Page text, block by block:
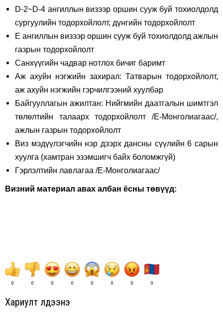
D-2~D-4 ангиллын визээр оршин сууж буй тохиолдолд
сургуулийн тодорхойлолт, дүнгийн тодорхойлолт
E ангиллын визээр оршин сууж буй тохиолдолд ажлын
газрын тодорхойлолт
Санхүүгийн чадвар нотлох бичиг баримт
Аж ахуйн нэгжийн захирал: Татварын тодорхойлолт,
аж ахуйн нэгжийн гэрчилгээний хуулбар
Байгууллагын ажилтан: Нийгмийн даатгалын шимтгэл
төлөлтийн талаарх тодорхойлолт /E-Монголиагаас/,
ажлын газрын тодорхойлолт
Виз мэдүүлэгчийн нэр дээрх дансны сүүлийн 6 сарын
хуулга (хамтран эзэмшигч байх боломжгүй)
Гэрлэлтийн лавлагаа /E-Монголиагаас/
Визний материал авах албан ёсны төвүүд:
0 0 0 0 0 0 0 0
Хариулт үлдээнэ үү